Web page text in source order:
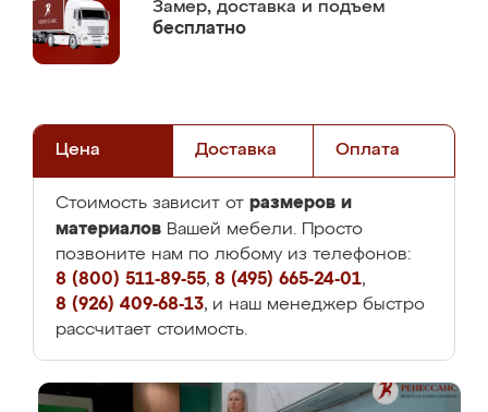
Замер, доставка и подъем
бесплатно
Цена Доставка Оплата
Стоимость зависит от размеров и
материалов Вашей мебели. Просто
позвоните нам по любому из телефонов:
8 (800) 511-89-55, 8 (495) 665-24-01,
8 (926) 409-68-13, и наш менеджер быстро
рассчитает стоимость.